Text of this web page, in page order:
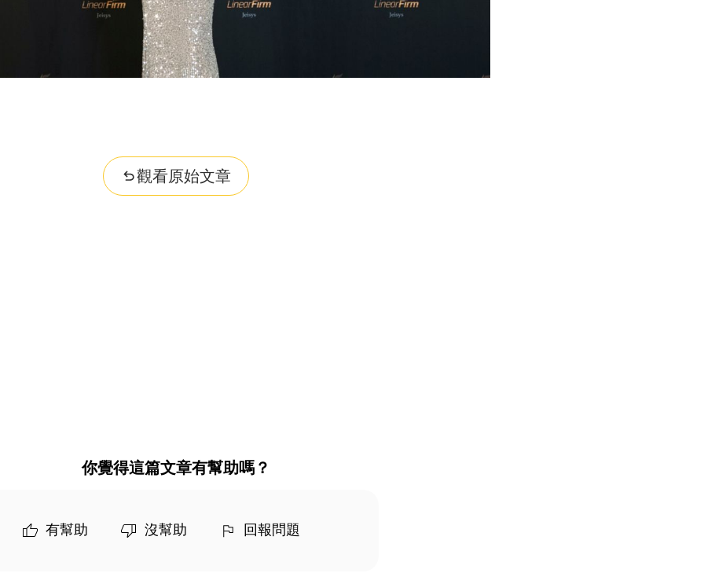
觀看原始文章
你覺得這篇文章有幫助嗎？
有幫助 沒幫助 回報問題